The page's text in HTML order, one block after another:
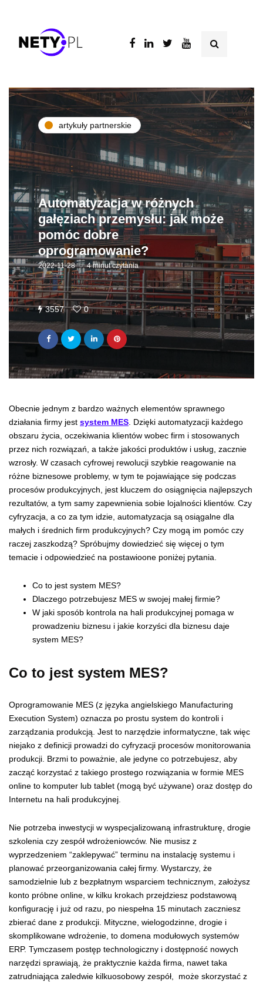
artykuły partnerskie
Automatyzacja w różnych
gałęziach przemysłu: jak może
pomóc dobre
oprogramowanie?
2022-11-28 4 minut czytania
3557 0
Obecnie jednym z bardzo ważnych elementów sprawnego
działania firmy jest system MES. Dzięki automatyzacji każdego
obszaru życia, oczekiwania klientów wobec firm i stosowanych
przez nich rozwiązań, a także jakości produktów i usług, zacznie
wzrosły. W czasach cyfrowej rewolucji szybkie reagowanie na
różne biznesowe problemy, w tym te pojawiające się podczas
procesów produkcyjnych, jest kluczem do osiągnięcia najlepszych
rezultatów, a tym samy zapewnienia sobie lojalności klientów. Czy
cyfryzacja, a co za tym idzie, automatyzacja są osiągalne dla
małych i średnich firm produkcyjnych? Czy mogą im pomóc czy
raczej zaszkodzą? Spróbujmy dowiedzieć się więcej o tym
temacie i odpowiedzieć na postawioone poniżej pytania.
Co to jest system MES?
Dlaczego potrzebujesz MES w swojej małej firmie?
W jaki sposób kontrola na hali produkcyjnej pomaga w
prowadzeniu biznesu i jakie korzyści dla biznesu daje
system MES?
Co to jest system MES?
Oprogramowanie MES (z języka angielskiego Manufacturing
Execution System) oznacza po prostu system do kontroli i
zarządzania produkcją. Jest to narzędzie informatyczne, tak więc
niejako z definicji prowadzi do cyfryzacji procesów monitorowania
produkcji. Brzmi to poważnie, ale jedyne co potrzebujesz, aby
zacząć korzystać z takiego prostego rozwiązania w formie MES
online to komputer lub tablet (mogą być używane) oraz dostęp do
Internetu na hali produkcyjnej.
Nie potrzeba inwestycji w wyspecjalizowaną infrastrukturę, drogie
szkolenia czy zespół wdrożeniowców. Nie musisz z
wyprzedzeniem “zaklepywać” terminu na instalację systemu i
planować przeorganizowania całej firmy. Wystarczy, że
samodzielnie lub z bezpłatnym wsparciem technicznym, założysz
konto próbne online, w kilku krokach przejdziesz podstawową
konfigurację i już od razu, po niespełna 15 minutach zaczniesz
zbierać dane z produkcji. Mityczne, wielogodzinne, drogie i
skomplikowane wdrożenie, to domena modułowych systemów
ERP. Tymczasem postęp technologiczny i dostępność nowych
narzędzi sprawiają, że praktycznie każda firma, nawet taka
zatrudniająca zaledwie kilkuosobowy zespół, może skorzystać z